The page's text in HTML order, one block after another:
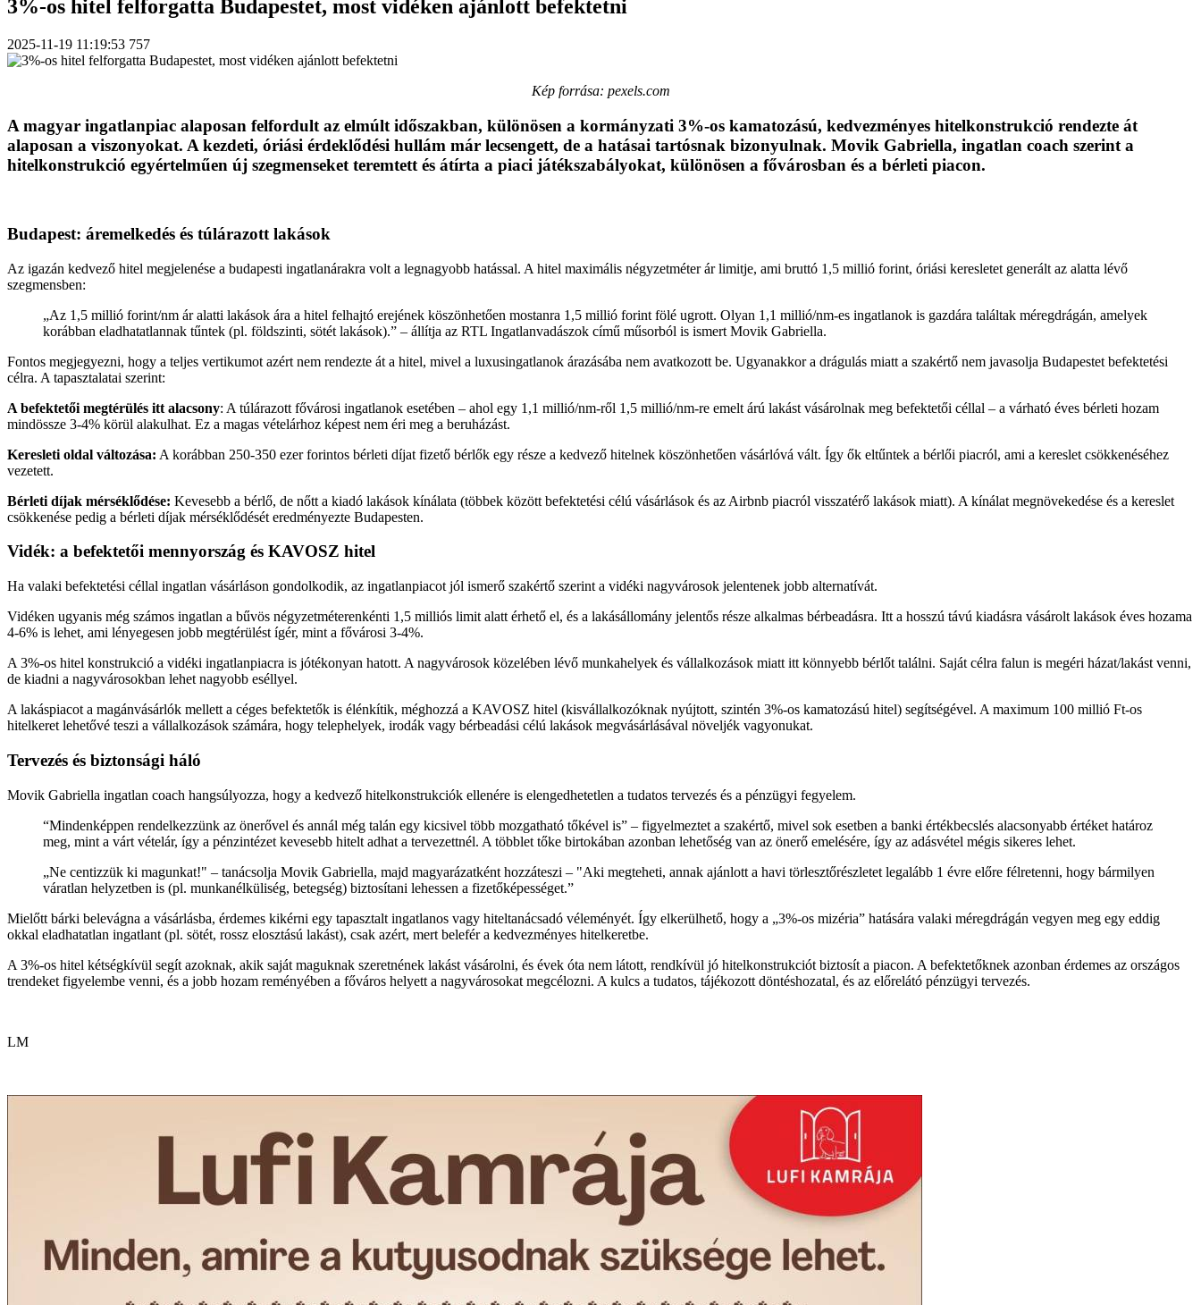
3%-os hitel felforgatta Budapestet, most vidéken ajánlott befektetni
2025-11-19 11:19:53 757
Kép forrása: pexels.com
A magyar ingatlanpiac alaposan felfordult az elmúlt időszakban, különösen a kormányzati 3%-os kamatozású, kedvezményes hitelkonstrukció rendezte át
alaposan a viszonyokat. A kezdeti, óriási érdeklődési hullám már lecsengett, de a hatásai tartósnak bizonyulnak. Movik Gabriella, ingatlan coach szerint a
hitelkonstrukció egyértelműen új szegmenseket teremtett és átírta a piaci játékszabályokat, különösen a fővárosban és a bérleti piacon.
Budapest: áremelkedés és túlárazott lakások
Az igazán kedvező hitel megjelenése a budapesti ingatlanárakra volt a legnagyobb hatással. A hitel maximális négyzetméter ár limitje, ami bruttó 1,5 millió forint, óriási keresletet generált az alatta lévő
szegmensben:
„Az 1,5 millió forint/nm ár alatti lakások ára a hitel felhajtó erejének köszönhetően mostanra 1,5 millió forint fölé ugrott. Olyan 1,1 millió/nm-es ingatlanok is gazdára találtak méregdrágán, amelyek
korábban eladhatatlannak tűntek (pl. földszinti, sötét lakások).” – állítja az RTL Ingatlanvadászok című műsorból is ismert Movik Gabriella.
Fontos megjegyezni, hogy a teljes vertikumot azért nem rendezte át a hitel, mivel a luxusingatlanok árazásába nem avatkozott be. Ugyanakkor a drágulás miatt a szakértő nem javasolja Budapestet befektetési
célra. A tapasztalatai szerint:
A befektetői megtérülés itt alacsony: A túlárazott fővárosi ingatlanok esetében – ahol egy 1,1 millió/nm-ről 1,5 millió/nm-re emelt árú lakást vásárolnak meg befektetői céllal – a várható éves bérleti hozam
mindössze 3-4% körül alakulhat. Ez a magas vételárhoz képest nem éri meg a beruházást.
Keresleti oldal változása: A korábban 250-350 ezer forintos bérleti díjat fizető bérlők egy része a kedvező hitelnek köszönhetően vásárlóvá vált. Így ők eltűntek a bérlői piacról, ami a kereslet csökkenéséhez
vezetett.
Bérleti díjak mérséklődése: Kevesebb a bérlő, de nőtt a kiadó lakások kínálata (többek között befektetési célú vásárlások és az Airbnb piacról visszatérő lakások miatt). A kínálat megnövekedése és a kereslet
csökkenése pedig a bérleti díjak mérséklődését eredményezte Budapesten.
Vidék: a befektetői mennyország és KAVOSZ hitel
Ha valaki befektetési céllal ingatlan vásárláson gondolkodik, az ingatlanpiacot jól ismerő szakértő szerint a vidéki nagyvárosok jelentenek jobb alternatívát.
Vidéken ugyanis még számos ingatlan a bűvös négyzetméterenkénti 1,5 milliós limit alatt érhető el, és a lakásállomány jelentős része alkalmas bérbeadásra. Itt a hosszú távú kiadásra vásárolt lakások éves hozama
4-6% is lehet, ami lényegesen jobb megtérülést ígér, mint a fővárosi 3-4%.
A 3%-os hitel konstrukció a vidéki ingatlanpiacra is jótékonyan hatott. A nagyvárosok közelében lévő munkahelyek és vállalkozások miatt itt könnyebb bérlőt találni. Saját célra falun is megéri házat/lakást venni,
de kiadni a nagyvárosokban lehet nagyobb eséllyel.
A lakáspiacot a magánvásárlók mellett a céges befektetők is élénkítik, méghozzá a KAVOSZ hitel (kisvállalkozóknak nyújtott, szintén 3%-os kamatozású hitel) segítségével. A maximum 100 millió Ft-os
hitelkeret lehetővé teszi a vállalkozások számára, hogy telephelyek, irodák vagy bérbeadási célú lakások megvásárlásával növeljék vagyonukat.
Tervezés és biztonsági háló
Movik Gabriella ingatlan coach hangsúlyozza, hogy a kedvező hitelkonstrukciók ellenére is elengedhetetlen a tudatos tervezés és a pénzügyi fegyelem.
“Mindenképpen rendelkezzünk az önerővel és annál még talán egy kicsivel több mozgatható tőkével is” – figyelmeztet a szakértő, mivel sok esetben a banki értékbecslés alacsonyabb értéket határoz
meg, mint a várt vételár, így a pénzintézet kevesebb hitelt adhat a tervezettnél. A többlet tőke birtokában azonban lehetőség van az önerő emelésére, így az adásvétel mégis sikeres lehet.
„Ne centizzük ki magunkat!" – tanácsolja Movik Gabriella, majd magyarázatként hozzáteszi – "Aki megteheti, annak ajánlott a havi törlesztőrészletet legalább 1 évre előre félretenni, hogy bármilyen
váratlan helyzetben is (pl. munkanélküliség, betegség) biztosítani lehessen a fizetőképességet.”
Mielőtt bárki belevágna a vásárlásba, érdemes kikérni egy tapasztalt ingatlanos vagy hiteltanácsadó véleményét. Így elkerülhető, hogy a „3%-os mizéria” hatására valaki méregdrágán vegyen meg egy eddig
okkal eladhatatlan ingatlant (pl. sötét, rossz elosztású lakást), csak azért, mert belefér a kedvezményes hitelkeretbe.
A 3%-os hitel kétségkívül segít azoknak, akik saját maguknak szeretnének lakást vásárolni, és évek óta nem látott, rendkívül jó hitelkonstrukciót biztosít a piacon. A befektetőknek azonban érdemes az országos
trendeket figyelembe venni, és a jobb hozam reményében a főváros helyett a nagyvárosokat megcélozni. A kulcs a tudatos, tájékozott döntéshozatal, és az előrelátó pénzügyi tervezés.
LM